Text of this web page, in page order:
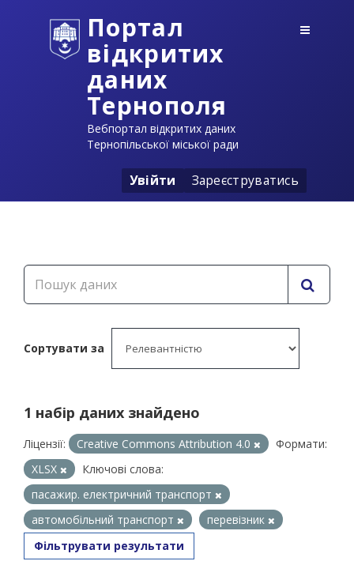
Портал
відкритих
даних
Тернополя
Вебпортал відкритих даних
Тернопільської міської ради
Увійти Зареєструватись
Сортувати за
1 набір даних знайдено
Ліцензії: Creative Commons Attribution 4.0
Формати:
XLSX
Ключові слова:
пасажир. електричний транспорт
автомобільний транспорт
перевізник
Фільтрувати результати